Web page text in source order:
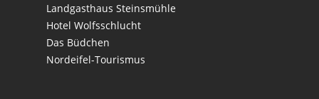
Landgasthaus Steinsmühle
Hotel Wolfsschlucht
Das Büdchen
Nordeifel-Tourismus